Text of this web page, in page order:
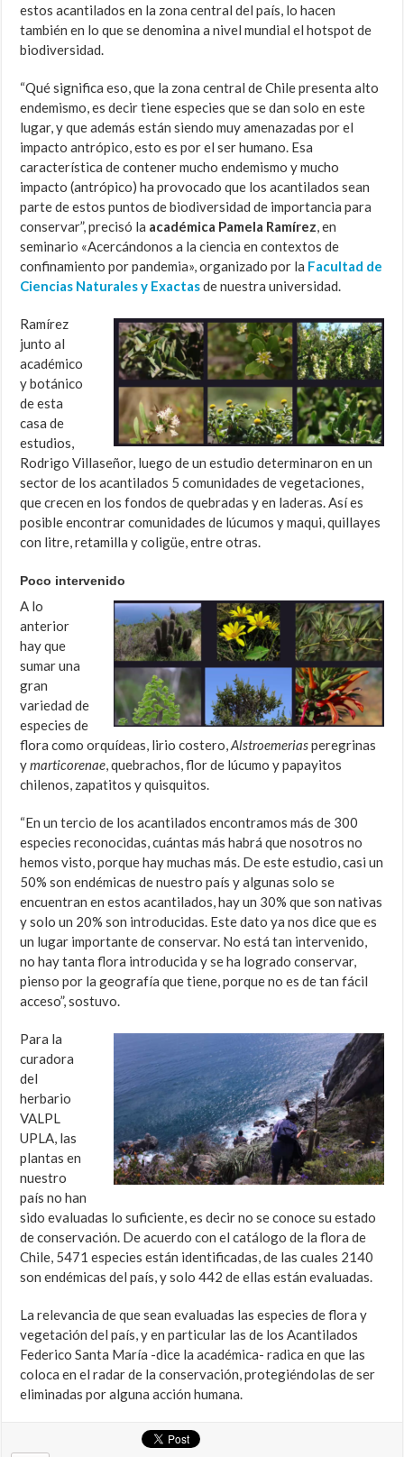
estos acantilados en la zona central del país, lo hacen
también en lo que se denomina a nivel mundial el hotspot de
biodiversidad.
“Qué significa eso, que la zona central de Chile presenta alto
endemismo, es decir tiene especies que se dan solo en este
lugar, y que además están siendo muy amenazadas por el
impacto antrópico, esto es por el ser humano. Esa
característica de contener mucho endemismo y mucho
impacto (antrópico) ha provocado que los acantilados sean
parte de estos puntos de biodiversidad de importancia para
conservar”, precisó la académica Pamela Ramírez, en
seminario «Acercándonos a la ciencia en contextos de
confinamiento por pandemia», organizado por la Facultad de
Ciencias Naturales y Exactasde nuestra universidad.
Ramírez
junto al
académico
y botánico
de esta
casa de
estudios,
Rodrigo Villaseñor, luego de un estudio determinaron en un
sector de los acantilados 5 comunidades de vegetaciones,
que crecen en los fondos de quebradas y en laderas. Así es
posible encontrar comunidades de lúcumos y maqui, quillayes
con litre, retamilla y coligüe, entre otras.
Poco intervenido
A lo
anterior
hay que
sumar una
gran
variedad de
especies de
flora como orquídeas, lirio costero,Alstroemeriasperegrinas
ymarticorenae, quebrachos, flor de lúcumo y papayitos
chilenos, zapatitos y quisquitos.
“En un tercio de los acantilados encontramos más de 300
especies reconocidas, cuántas más habrá que nosotros no
hemos visto, porque hay muchas más. De este estudio, casi un
50% son endémicas de nuestro país y algunas solo se
encuentran en estos acantilados, hay un 30% que son nativas
y solo un 20% son introducidas. Este dato ya nos dice que es
un lugar importante de conservar. No está tan intervenido,
no hay tanta flora introducida y se ha logrado conservar,
pienso por la geografía que tiene, porque no es de tan fácil
acceso”, sostuvo.
Para la
curadora
del
herbario
VALPL
UPLA, las
plantas en
nuestro
país no han
sido evaluadas lo suficiente, es decir no se conoce su estado
de conservación. De acuerdo con el catálogo de la flora de
Chile, 5471 especies están identificadas, de las cuales 2140
son endémicas del país, y solo 442 de ellas están evaluadas.
La relevancia de que sean evaluadas las especies de flora y
vegetación del país, y en particular las de los Acantilados
Federico Santa María -dice la académica- radica en que las
coloca en el radar de la conservación, protegiéndolas de ser
eliminadas por alguna acción humana.